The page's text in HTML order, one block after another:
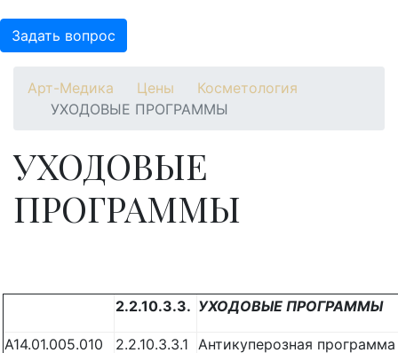
Задать вопрос
Арт-Медика Цены
Косметология
УХОДОВЫЕ ПРОГРАММЫ
УХОДОВЫЕ
ПРОГРАММЫ
2.2.10.3.3. УХОДОВЫЕ ПРОГРАММЫ
А14.01.005.010 2.2.10.3.3.1
Антикуперозная программа